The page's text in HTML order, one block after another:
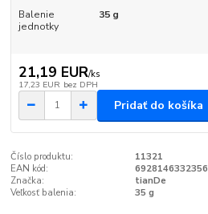
Balenie
jednotky
35 g
21,19 EUR/ks
17,23 EUR bez DPH
Pridať do košíka
Číslo produktu:
11321
EAN kód:
6928146332356
Značka:
tianDe
Veľkosť balenia:
35 g